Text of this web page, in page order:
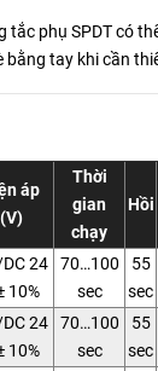
tắc phụ SPDT có
bằng tay khi cần
áp
(V)
Thời
gian
chạy
Hồi
24
10%
70…100
sec
55
sec
24
10%
70…100
sec
55
sec